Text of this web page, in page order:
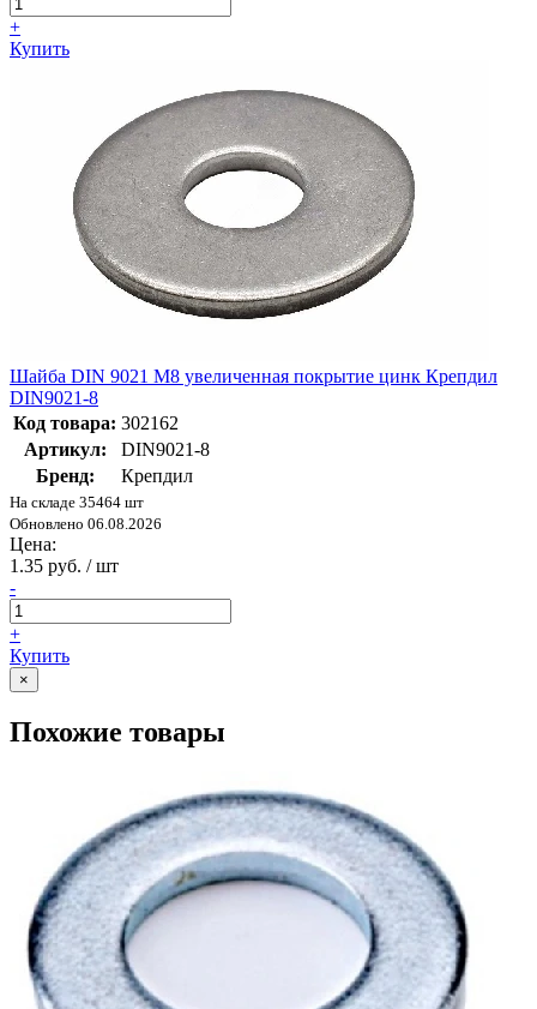
+
Купить
Шайба DIN 9021 М8 увеличенная покрытие цинк Крепдил
DIN9021-8
Код товара: 302162
Артикул:
DIN9021-8
Бренд:
Крепдил
На складе 35464 шт
Обновлено 06.08.2026
Цена:
1.35 руб. / шт
-
+
Купить
×
Похожие товары